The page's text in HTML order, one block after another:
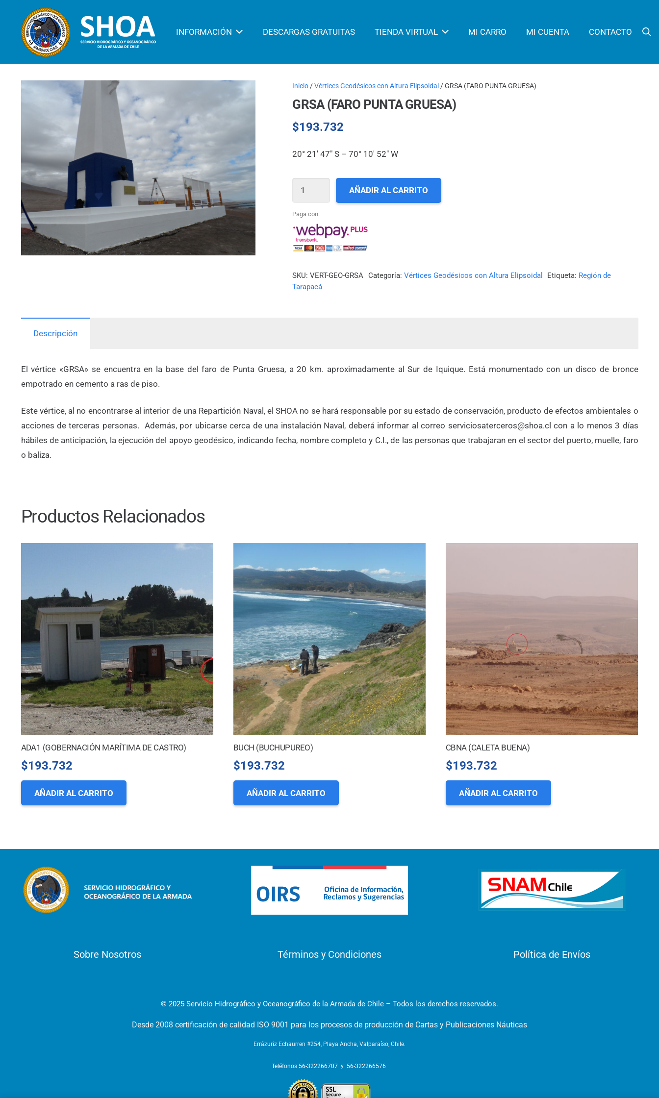
INFORMACIÓN DESCARGAS GRATUITAS TIENDA VIRTUAL MI CARRO MI CUENTA CONTACTO
Inicio /Vértices Geodésicos con Altura Elipsoidal / GRSA (FARO PUNTA GRUESA)
GRSA (FARO PUNTA GRUESA)
$193.732
20° 21′ 47″ S – 70° 10′ 52″ W
PUNTA
GRUESA)
cantidad
AÑADIR AL CARRITO
Paga con:
SKU:VERT-GEO-GRSA Categoría: Vértices Geodésicos con Altura Elipsoidal Etiqueta: Región de
Tarapacá
Descripción
El vértice «GRSA» se encuentra en la base del faro de Punta Gruesa, a 20 km. aproximadamente al Sur de Iquique. Está monumentado con un disco de bronce
empotrado en cemento a ras de piso.
Este vértice, al no encontrarse al interior de una Repartición Naval, el SHOA no se hará responsable por su estado de conservación, producto de efectos ambientales o
acciones de terceras personas. Además, por ubicarse cerca de una instalación Naval, deberá informar al correo serviciosaterceros@shoa.cl con a lo menos 3 días
hábiles de anticipación, la ejecución del apoyo geodésico, indicando fecha, nombre completo y C.I., de las personas que trabajaran en el sector del puerto, muelle, faro
o baliza.
Productos Relacionados
ADA1 (GOBERNACIÓN MARÍTIMA DE CASTRO)
$193.732
AÑADIR AL CARRITO
BUCH (BUCHUPUREO)
$193.732
AÑADIR AL CARRITO
CBNA (CALETA BUENA)
$193.732
AÑADIR AL CARRITO
Sobre Nosotros Términos y Condiciones Política de Envíos
© 2025 Servicio Hidrográfico y Oceanográfico de la Armada de Chile – Todos los derechos reservados.
Desde 2008 certificación de calidad ISO 9001 para los procesos de producción de Cartas y Publicaciones Náuticas
Errázuriz Echaurren #254, Playa Ancha, Valparaíso, Chile.
Teléfonos 56-322266707 y 56-322266576